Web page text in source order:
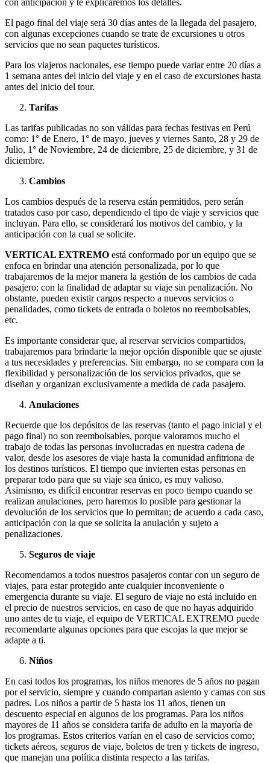
El pago final del viaje será 30 días antes de la llegada del pasajero,
con algunas excepciones cuando se trate de excursiones u otros
servicios que no sean paquetes turísticos.
Para los viajeros nacionales, ese tiempo puede variar entre 20 días a
1 semana antes del inicio del viaje y en el caso de excursiones hasta
antes del inicio del tour.
Tarifas
Las tarifas publicadas no son válidas para fechas festivas en Perú
como: 1° de Enero, 1° de mayo, jueves y viernes Santo, 28 y 29 de
Julio, 1° de Noviembre, 24 de diciembre, 25 de diciembre, y 31 de
diciembre.
Cambios
Los cambios después de la reserva están permitidos, pero serán
tratados caso por caso, dependiendo el tipo de viaje y servicios que
incluyan. Para ello, se considerará los motivos del cambio, y la
anticipación con la cual se solicite.
VERTICAL EXTREMO está conformado por un equipo que se
enfoca en brindar una atención personalizada, por lo que
trabajaremos de la mejor manera la gestión de los cambios de cada
pasajero; con la finalidad de adaptar su viaje sin penalización. No
obstante, pueden existir cargos respecto a nuevos servicios o
penalidades, como tickets de entrada o boletos no reembolsables,
etc.
Es importante considerar que, al reservar servicios compartidos,
trabajaremos para brindarte la mejor opción disponible que se ajuste
a tus necesidades y preferencias. Sin embargo, no se compara con la
flexibilidad y personalización de los servicios privados, que se
diseñan y organizan exclusivamente a medida de cada pasajero.
Anulaciones
Recuerde que los depósitos de las reservas (tanto el pago inicial y el
pago final) no son reembolsables, porque valoramos mucho el
trabajo de todas las personas involucradas en nuestra cadena de
valor, desde los asesores de viaje hasta la comunidad anfitriona de
los destinos turísticos. El tiempo que invierten estas personas en
preparar todo para que su viaje sea único, es muy valioso.
Asimismo, es difícil encontrar reservas en poco tiempo cuando se
realizan anulaciones, pero haremos lo posible para gestionar la
devolución de los servicios que lo permitan; de acuerdo a cada caso,
anticipación con la que se solicita la anulación y sujeto a
penalizaciones.
Seguros de viaje
Recomendamos a todos nuestros pasajeros contar con un seguro de
viajes, para estar protegido ante cualquier inconveniente o
emergencia durante su viaje. El seguro de viaje no está incluido en
el precio de nuestros servicios, en caso de que no hayas adquirido
uno antes de tu viaje, el equipo de VERTICAL EXTREMO puede
recomendarte algunas opciones para que escojas la que mejor se
adapte a ti.
Niños
En casi todos los programas, los niños menores de 5 años no pagan
por el servicio, siempre y cuando compartan asiento y camas con sus
padres. Los niños a partir de 5 hasta los 11 años, tienen un
descuento especial en algunos de los programas. Para los niños
mayores de 11 años se considera tarifa de adulto en la mayoría de
los programas. Estos criterios varían en el caso de servicios como;
tickets aéreos, seguros de viaje, boletos de tren y tickets de ingreso,
que manejan una política distinta respecto a las tarifas.